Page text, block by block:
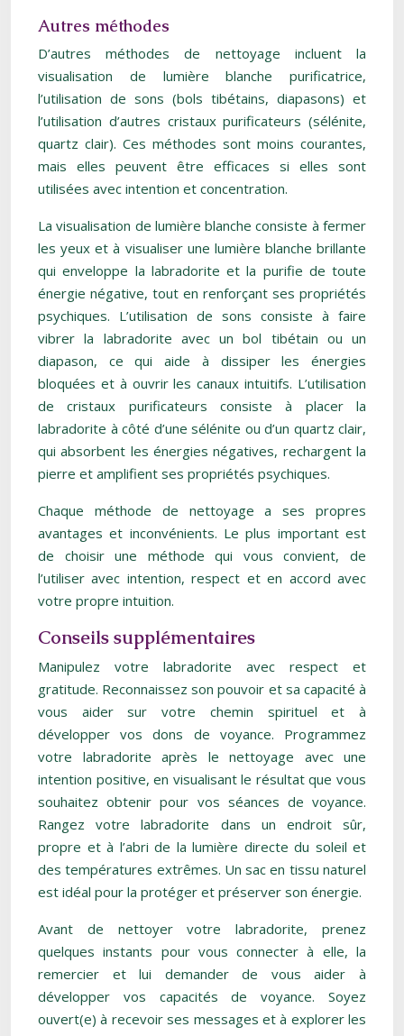
Autres méthodes
D’autres méthodes de nettoyage incluent la
visualisation de lumière blanche purificatrice,
l’utilisation de sons (bols tibétains, diapasons) et
l’utilisation d’autres cristaux purificateurs (sélénite,
quartz clair). Ces méthodes sont moins courantes,
mais elles peuvent être efficaces si elles sont
utilisées avec intention et concentration.
La visualisation de lumière blanche consiste à fermer
les yeux et à visualiser une lumière blanche brillante
qui enveloppe la labradorite et la purifie de toute
énergie négative, tout en renforçant ses propriétés
psychiques. L’utilisation de sons consiste à faire
vibrer la labradorite avec un bol tibétain ou un
diapason, ce qui aide à dissiper les énergies
bloquées et à ouvrir les canaux intuitifs. L’utilisation
de cristaux purificateurs consiste à placer la
labradorite à côté d’une sélénite ou d’un quartz clair,
qui absorbent les énergies négatives, rechargent la
pierre et amplifient ses propriétés psychiques.
Chaque méthode de nettoyage a ses propres
avantages et inconvénients. Le plus important est
de choisir une méthode qui vous convient, de
l’utiliser avec intention, respect et en accord avec
votre propre intuition.
Conseils supplémentaires
Manipulez votre labradorite avec respect et
gratitude. Reconnaissez son pouvoir et sa capacité à
vous aider sur votre chemin spirituel et à
développer vos dons de voyance. Programmez
votre labradorite après le nettoyage avec une
intention positive, en visualisant le résultat que vous
souhaitez obtenir pour vos séances de voyance.
Rangez votre labradorite dans un endroit sûr,
propre et à l’abri de la lumière directe du soleil et
des températures extrêmes. Un sac en tissu naturel
est idéal pour la protéger et préserver son énergie.
Avant de nettoyer votre labradorite, prenez
quelques instants pour vous connecter à elle, la
remercier et lui demander de vous aider à
développer vos capacités de voyance. Soyez
ouvert(e) à recevoir ses messages et à explorer les